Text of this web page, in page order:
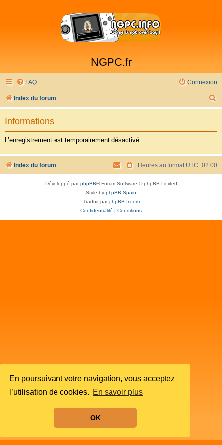
En poursuivant votre navigation, vous acceptez
l’utilisation de cookies. En savoir plus
OK
NGPC.fr
FAQ Connexion
Index du forum
e
c
Informations
L’enregistrement est temporairement désactivé.
Index du forum Heures au format UTC+02:00
Développé parphpBB® Forum Software © phpBB Limited
Style by phpBB Spain
Traduit parphpBB-fr.com
Confidentialité | Conditions